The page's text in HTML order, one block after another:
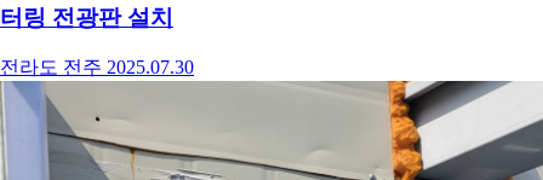
터링 전광판 설치
전라도 전주 2025.07.30